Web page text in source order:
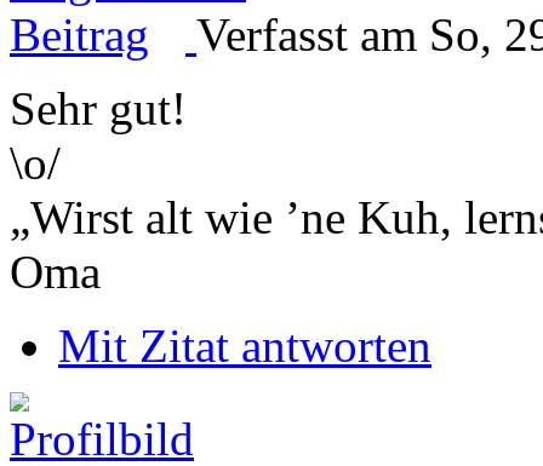
Verfasst am So,
Sehr gut!
\o/
„Wirst alt wie ’ne Kuh,
Oma
Mit Zitat antworten